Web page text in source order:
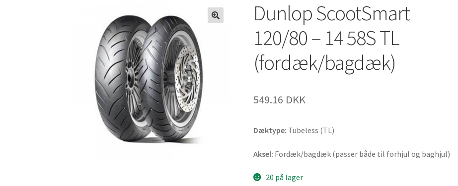
Dunlop ScootSmart
120/80 – 14 58S TL
(fordæk/bagdæk)
549.16 DKK
Dæktype: Tubeless (TL)
Aksel: Fordæk/bagdæk (passer både til forhjul og baghjul)
20 på lager